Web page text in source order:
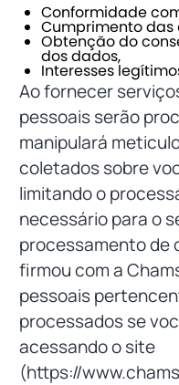
Conformidade
Cumprimento
Obtenção do
dos dados,
Interesses
Ao fornecer
pessoais serão
manipulará
coletados sobre
limitando o
necessário para o
processamento de
firmou com a
pessoais
processados se
acessando o site
(https://